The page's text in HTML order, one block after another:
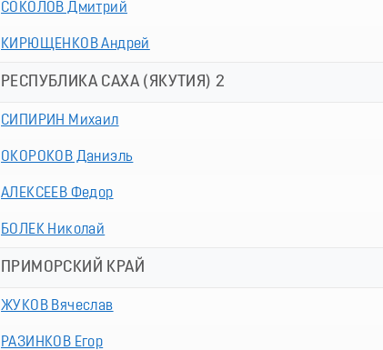
СОКОЛОВ Дмитрий
КИРЮЩЕНКОВ Андрей
РЕСПУБЛИКА САХА (ЯКУТИЯ) 2
СИПИРИН Михаил
ОКОРОКОВ Даниэль
АЛЕКСЕЕВ Федор
БОЛЕК Николай
ПРИМОРСКИЙ КРАЙ
ЖУКОВ Вячеслав
РАЗИНКОВ Егор